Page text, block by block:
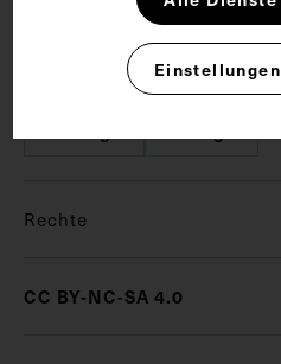
Schlagwörter
Rechte
CC BY-NC-SA 4.0